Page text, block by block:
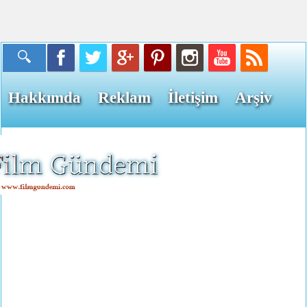
Hakkımda Reklam İletişim Arşiv